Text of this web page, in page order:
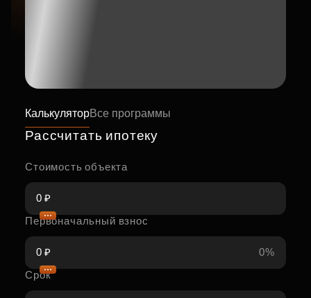
КалькуляторВсе программы
Рассчитать ипотеку
Стоимость объекта
Первоначальный взнос
0%
Срок